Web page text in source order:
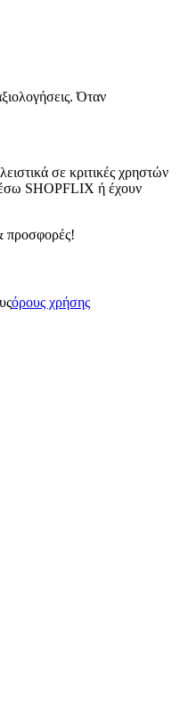
Όταν
σε κριτικές χρηστών
SHOPFLIX ή έχουν
προσφορές!
όρους χρήσης